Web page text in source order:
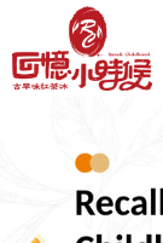
加盟優勢
關於品牌
加盟優勢
分店資訊
最新消息